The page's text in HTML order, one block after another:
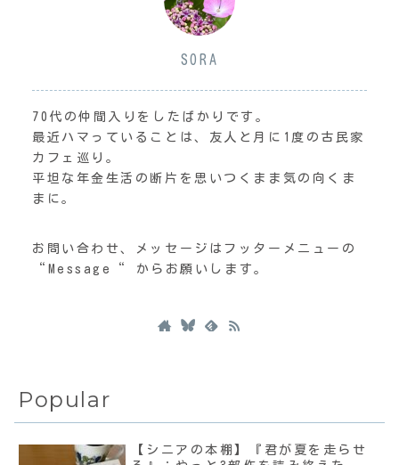
SORA
70代の仲間入りをしたばかりです。
最近ハマっていることは、友人と月に1度の古民家
カフェ巡り。
平坦な年金生活の断片を思いつくまま気の向くま
まに。
お問い合わせ、メッセージはフッターメニューの
“Message“ からお願いします。
Popular
【シニアの本棚】『君が夏を走らせ